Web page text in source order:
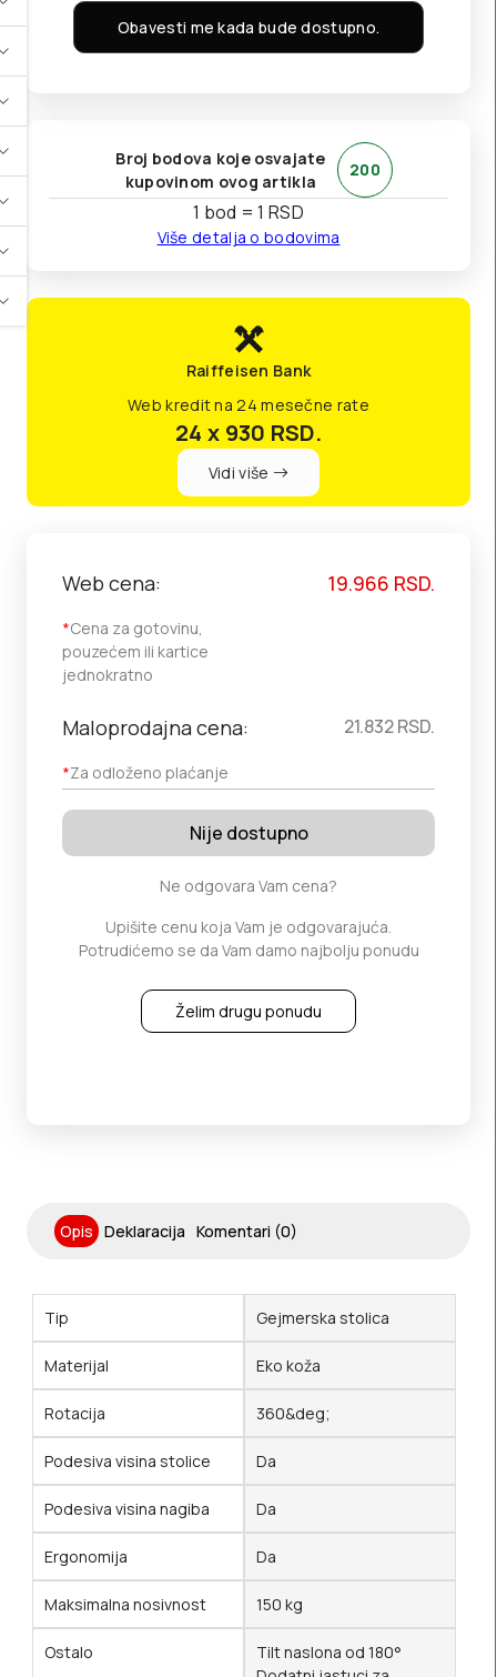
Obavesti me kada bude dostupno.
Broj bodova koje osvajate
kupovinom ovog artikla
200
1 bod = 1 RSD
Više detalja o bodovima
Raiffeisen Bank
Web kredit na 24 mesečne rate
24 x 930 RSD.
Vidi više
Web cena:
*Cena za gotovinu,
pouzećem ili kartice
jednokratno
19.966 RSD.
Maloprodajna cena:
*Za odloženo plaćanje
21.832RSD.
Nije dostupno
Ne odgovara Vam cena?
Upišite cenu koja Vam je odgovarajuća.
Potrudićemo se da Vam damo najbolju ponudu
Želim drugu ponudu
Opis Deklaracija Komentari (0)
Tip Gejmerska stolica
Materijal Eko koža
Rotacija 360&deg;
Podesiva visina stolice Da
Podesiva visina nagiba Da
Ergonomija Da
Maksimalna nosivnost 150 kg
Ostalo
Tilt naslona od 180°